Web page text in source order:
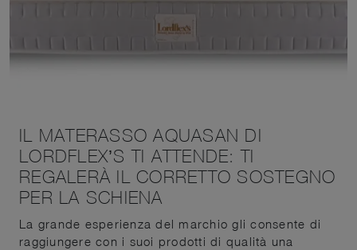
IL MATERASSO AQUASAN DI
LORDFLEX’S TI ATTENDE: TI
REGALERÀ IL CORRETTO SOSTEGNO
PER LA SCHIENA
La grande esperienza del marchio gli consente di
raggiungere con i suoi prodotti di qualità una